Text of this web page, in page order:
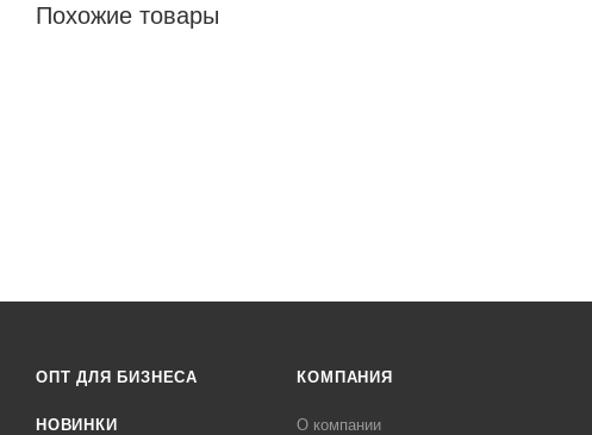
Похожие товары
ОПТ ДЛЯ БИЗНЕСА
НОВИНКИ
КОМПАНИЯ
О компании